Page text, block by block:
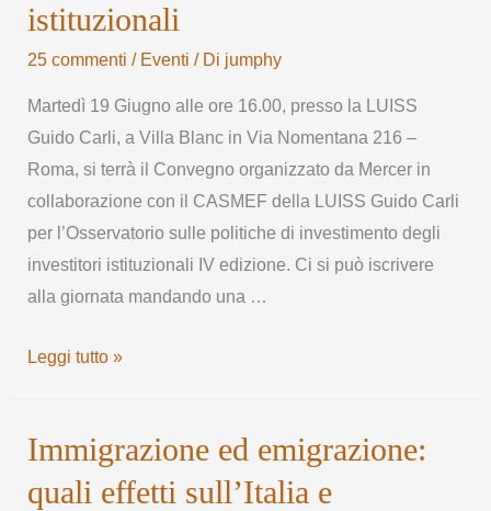
istituzionali
25 commenti / Eventi / Di jumphy
Martedì 19 Giugno alle ore 16.00, presso la LUISS
Guido Carli, a Villa Blanc in Via Nomentana 216 –
Roma, si terrà il Convegno organizzato da Mercer in
collaborazione con il CASMEF della LUISS Guido Carli
per l’Osservatorio sulle politiche di investimento degli
investitori istituzionali IV edizione. Ci si può iscrivere
alla giornata mandando una …
Leggi tutto »
Immigrazione ed emigrazione:
quali effetti sull’Italia e